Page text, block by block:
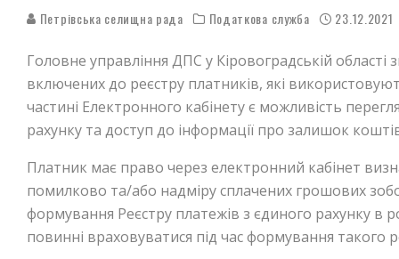
Петрівська селищна рада Податкова служба 23.12.2021
Головне управління ДПС у Кіровоградській області
включених до реєстру платників, які
частині Електронного кабінету є можливість
рахунку та доступ до інформації про залишок
Платник має право через електронний кабінет
помилково та/або надміру сплачених грошових
формування Реєстру платежів з єдиного рахунку в
повинні враховуватися під час формування такого